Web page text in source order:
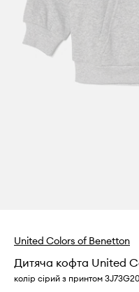
United Colors of Benetton
Дитяча кофта United
колір сірий з принтом